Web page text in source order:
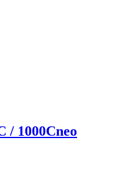
/ 1000Cneo